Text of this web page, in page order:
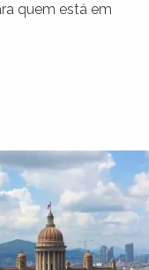
quem está em